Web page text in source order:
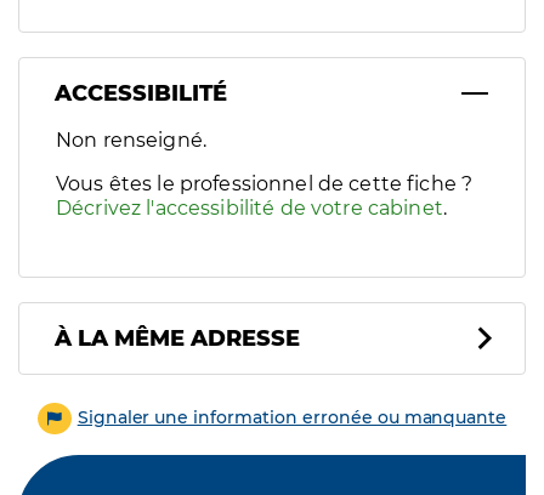
ACCESSIBILITÉ
Filtres
Sélectionnez un ou plusieurs handicaps/besoins
Non renseigné.
Vous êtes le professionnel de cette fiche ?
Décrivez l'accessibilité de votre cabinet.
À LA MÊME ADRESSE
Signaler une information erronée ou manquante